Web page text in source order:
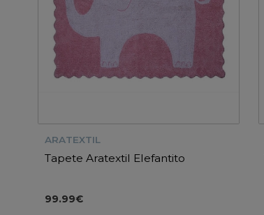
ARATEXTIL
Tapete Aratextil Elefantito
99.99€